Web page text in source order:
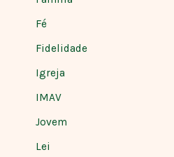
Fé
Fidelidade
Igreja
IMAV
Jovem
Lei